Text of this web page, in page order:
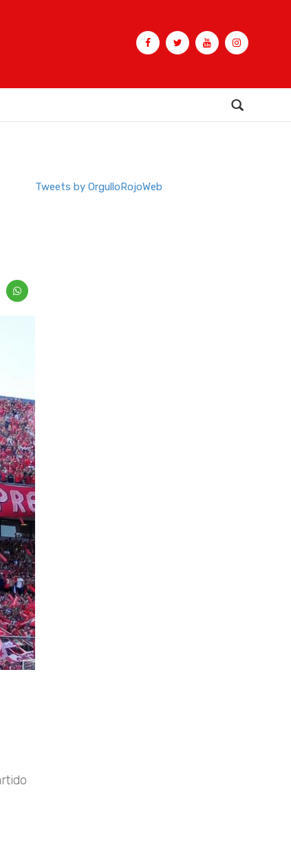
Tweets by OrgulloRojoWeb